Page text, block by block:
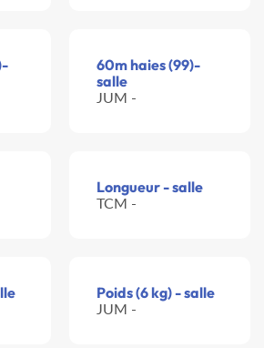
60m haies (99)-
salle
JUM -
Longueur - salle
TCM -
Poids (6 kg) - salle
JUM -